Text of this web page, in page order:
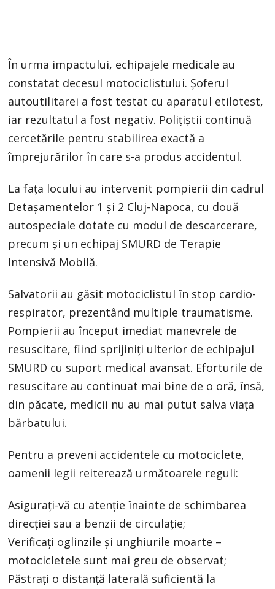
În urma impactului, echipajele medicale au
constatat decesul motociclistului. Șoferul
autoutilitarei a fost testat cu aparatul etilotest,
iar rezultatul a fost negativ. Polițiștii continuă
cercetările pentru stabilirea exactă a
împrejurărilor în care s-a produs accidentul.
La fața locului au intervenit pompierii din cadrul
Detașamentelor 1 și 2 Cluj-Napoca, cu două
autospeciale dotate cu modul de descarcerare,
precum și un echipaj SMURD de Terapie
Intensivă Mobilă.
Salvatorii au găsit motociclistul în stop cardio-
respirator, prezentând multiple traumatisme.
Pompierii au început imediat manevrele de
resuscitare, fiind sprijiniți ulterior de echipajul
SMURD cu suport medical avansat. Eforturile de
resuscitare au continuat mai bine de o oră, însă,
din păcate, medicii nu au mai putut salva viața
bărbatului.
Pentru a preveni accidentele cu motociclete,
oamenii legii reiterează următoarele reguli:
Asigurați-vă cu atenție înainte de schimbarea
direcției sau a benzii de circulație;
Verificați oglinzile și unghiurile moarte –
motocicletele sunt mai greu de observat;
Păstrați o distanță laterală suficientă la